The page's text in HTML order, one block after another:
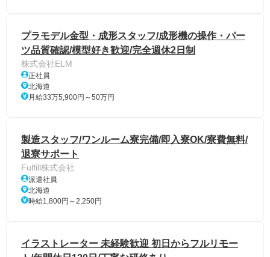
プラモデル金型・成形スタッフ/成形機の操作・パー
ツ品質確認/模型好き歓迎/完全週休2日制
株式会社ELM
正社員
北海道
月給33万5,900円～50万円
製造スタッフ/ワンルーム寮完備/即入寮OK/寮費無料/
退寮サポート
Fulfill株式会社
派遣社員
北海道
時給1,800円～2,250円
イラストレーター 未経験歓迎 初日からフルリモー